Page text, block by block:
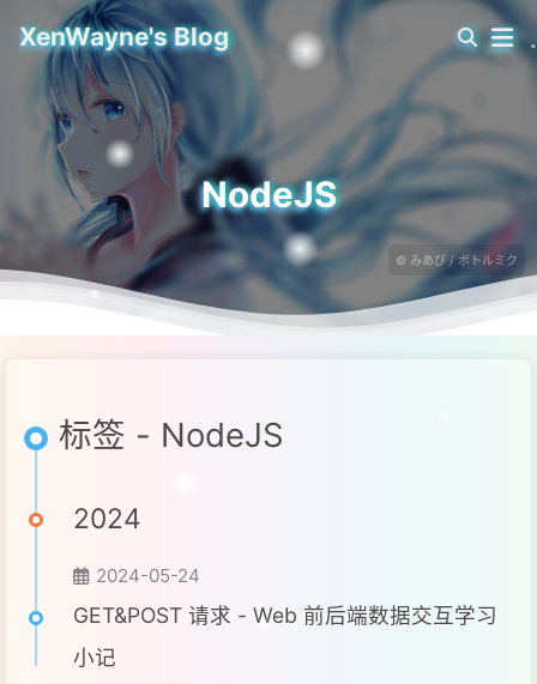
XenWayne's Blog
NodeJS
© みあぴ / ボトルミク
标签 - NodeJS
2024
2024-05-24
GET&POST 请求 - Web 前后端数据交互学习
小记